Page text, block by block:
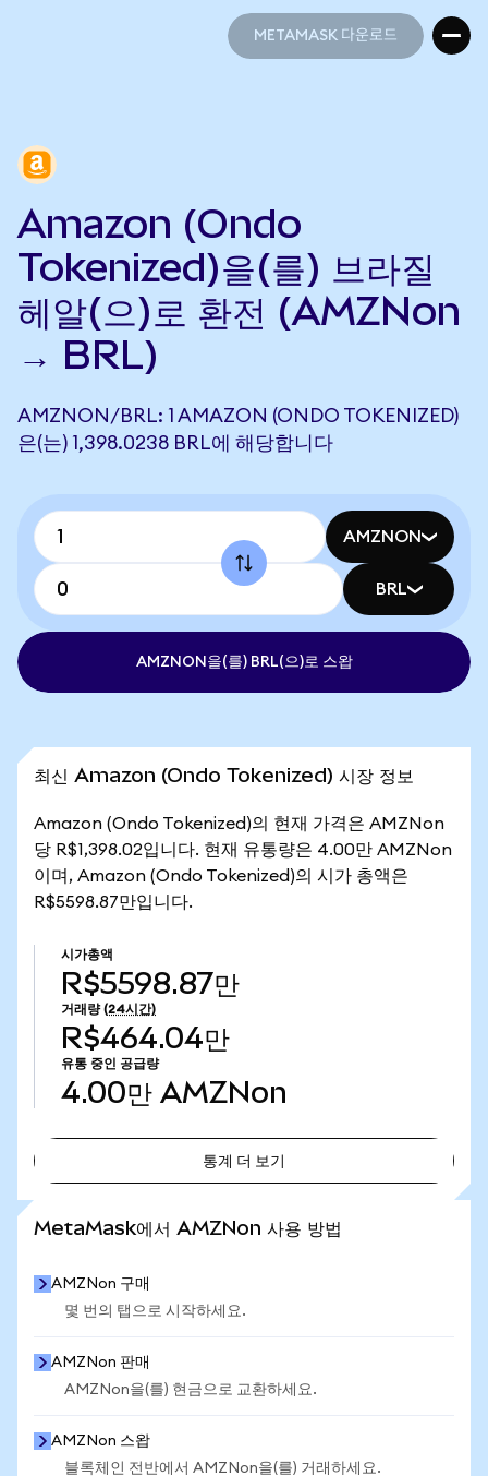
METAMASK 다운로드
Amazon (Ondo
Tokenized)을(를) 브라질
헤알(으)로 환전 (AMZNon
→ BRL)
AMZNON/BRL: 1 AMAZON (ONDO TOKENIZED)
은(는) 1,398.0238 BRL에 해당합니다
AMZNON
BRL
AMZNON을(를) BRL(으)로 스왑
최신 Amazon (Ondo Tokenized) 시장 정보
Amazon (Ondo Tokenized)의 현재 가격은 AMZNon
당 R$1,398.02입니다. 현재 유통량은 4.00만 AMZNon
이며, Amazon (Ondo Tokenized)의 시가 총액은
R$5598.87만입니다.
시가총액
R$5598.87만
거래량 (24시간)
R$464.04만
유통 중인 공급량
4.00만 AMZNon
통계 더 보기
MetaMask에서 AMZNon 사용 방법
AMZNon 구매
몇 번의 탭으로 시작하세요.
AMZNon 판매
AMZNon을(를) 현금으로 교환하세요.
AMZNon 스왑
블록체인 전반에서 AMZNon을(를) 거래하세요.